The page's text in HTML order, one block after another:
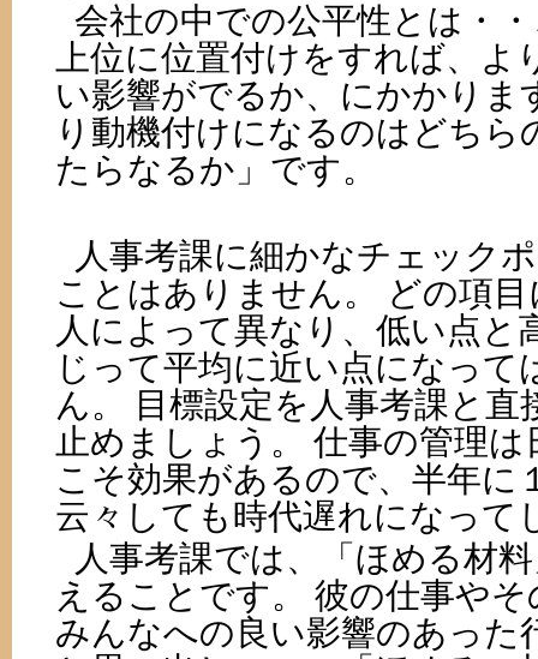
会社の中での公平性とは・
上位に位置付けをすれば、よ
い影響がでるか、にかかりま
り動機付けになるのはどちら
たらなるか」です。
人事考課に細かなチェック
ことはありません。 どの項
人によって異なり、低い点と
じって平均に近い点になって
ん。 目標設定を人事考課と
止めましょう。 仕事の管理
こそ効果があるので、半年に
云々しても時代遅れになって
人事考課では、「ほめる材
えることです。 彼の仕事や
みんなへの良い影響のあった